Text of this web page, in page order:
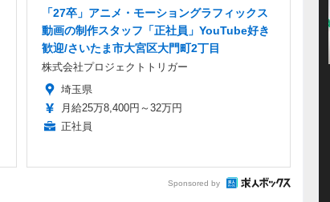
「27卒」アニメ・モーショングラフィックス
動画の制作スタッフ「正社員」YouTube好き
歓迎/さいたま市大宮区大門町2丁目
株式会社プロジェクトトリガー
埼玉県
月給25万8,400円～32万円
正社員
Sponsored by